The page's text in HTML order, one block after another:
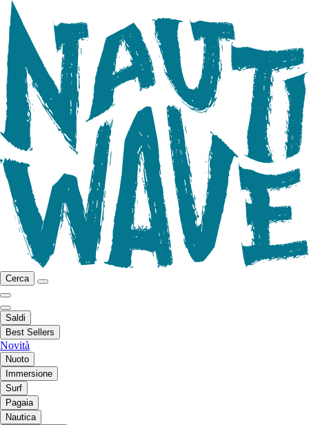
Cerca
Saldi
Best Sellers
Novità
Nuoto
Immersione
Surf
Pagaia
Nautica